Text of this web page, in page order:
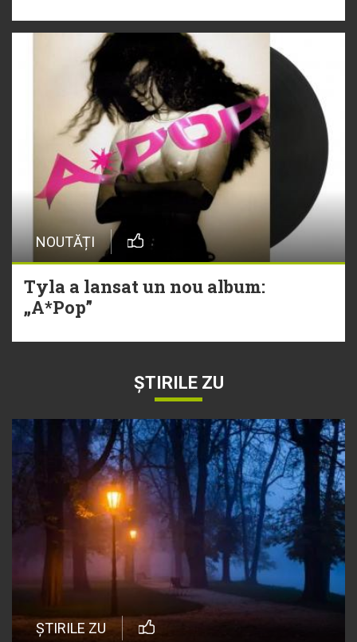
NOUTĂȚI
Tyla a lansat un nou album:
„A*Pop”
ȘTIRILE ZU
ȘTIRILE ZU